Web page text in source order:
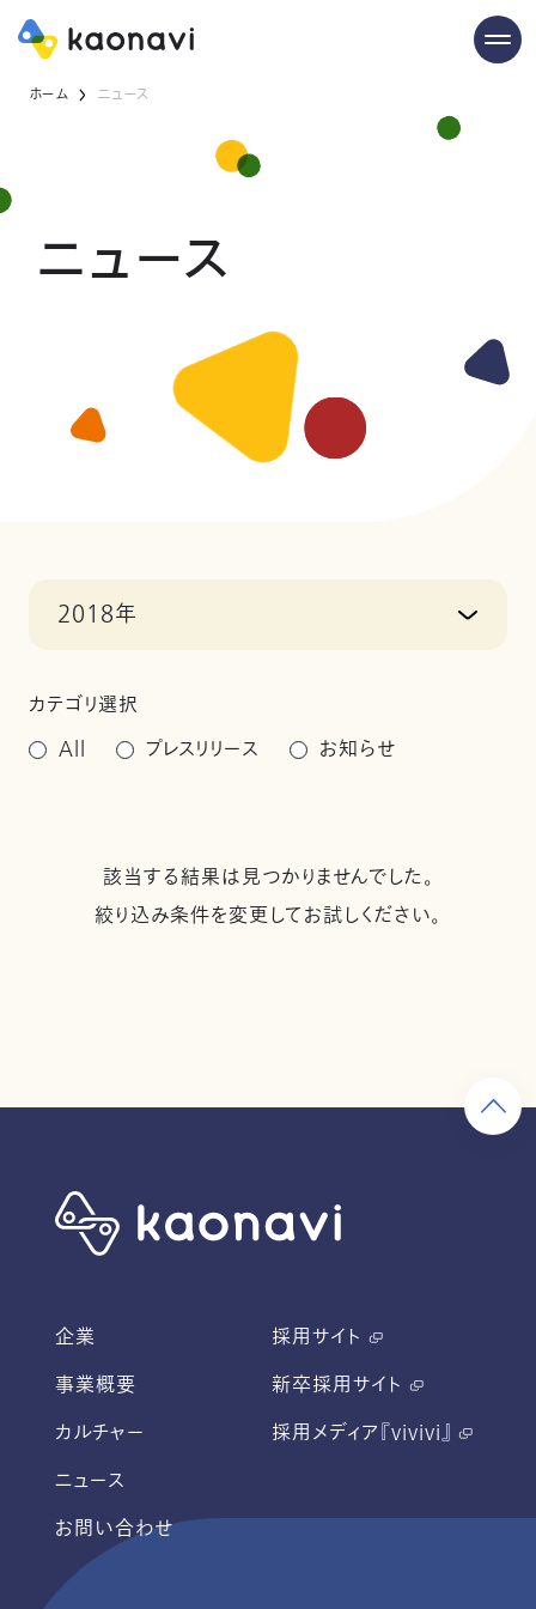
ホーム ニュース
ニュース
2018年
カテゴリ選択
All
プレスリリース お知らせ
該当する結果は見つかりませんでした。
絞り込み条件を変更してお試しください。
企業
事業概要
カルチャー
ニュース
お問い合わせ
採用サイト
新卒採用サイト
採用メディア『vivivi』